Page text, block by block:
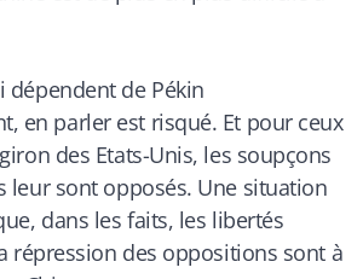
dépendent de Pékin
en parler est risqué. Et pour ceux
des Etats-Unis, les soupçons
leur sont opposés. Une situation
dans les faits, les libertés
répression des oppositions sont à